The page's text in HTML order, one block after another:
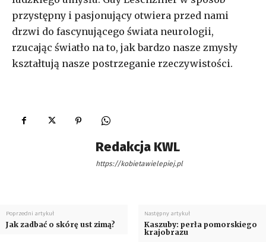
przystępny i pasjonujący otwiera przed nami
drzwi do fascynującego świata neurologii,
rzucając światło na to, jak bardzo nasze zmysły
kształtują nasze postrzeganie rzeczywistości.
Redakcja KWL
https://kobietawielepiej.pl
Poprzedni artykuł
Jak zadbać o skórę ust zimą?
Następny artykuł
Kaszuby: perła pomorskiego
krajobrazu